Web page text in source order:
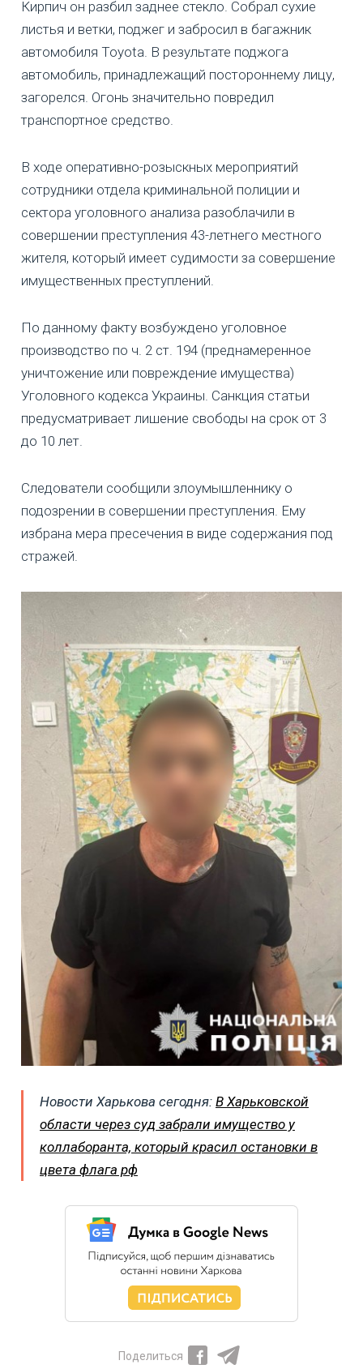
Кирпич он разбил заднее стекло. Собрал сухие
листья и ветки, поджег и забросил в багажник
автомобиля Toyota. В результате поджога
автомобиль, принадлежащий постороннему лицу,
загорелся. Огонь значительно повредил
транспортное средство.
В ходе оперативно-розыскных мероприятий
сотрудники отдела криминальной полиции и
сектора уголовного анализа разоблачили в
совершении преступления 43-летнего местного
жителя, который имеет судимости за совершение
имущественных преступлений.
По данному факту возбуждено уголовное
производство по ч. 2 ст. 194 (преднамеренное
уничтожение или повреждение имущества)
Уголовного кодекса Украины. Санкция статьи
предусматривает лишение свободы на срок от 3
до 10 лет.
Следователи сообщили злоумышленнику о
подозрении в совершении преступления. Ему
избрана мера пресечения в виде содержания под
стражей.
Новости Харькова сегодня: В Харьковской
области через суд забрали имущество у
коллаборанта, который красил остановки в
цвета флага рф
Поделиться